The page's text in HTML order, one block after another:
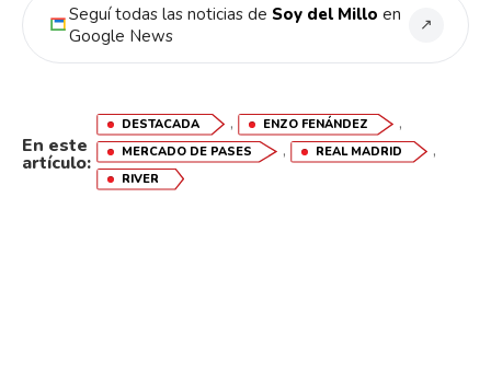
Seguí todas las noticias de Soy del Millo en
Google News
↗
En este
artículo:
DESTACADA , ENZO FENÁNDEZ ,
MERCADO DE PASES , REAL MADRID ,
RIVER